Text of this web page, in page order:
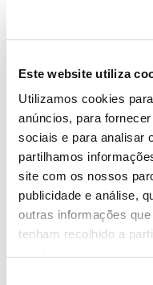
Este website utiliza
Utilizamos cookies
anúncios, para
sociais e para analisar
partilhamos
site com os nossos
publicidade e análise,
outras informações
tenham recolhido a